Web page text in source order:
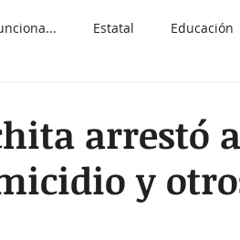
Estatal Educación
arrestó
y